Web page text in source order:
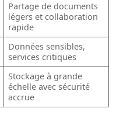
Partage de documents
légers et collaboration
rapide
Données sensibles,
services critiques
Stockage à grande
échelle avec sécurité
accrue